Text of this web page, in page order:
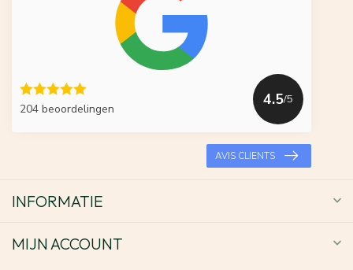
204 beoordelingen
4.5/5
AVIS CLIENTS
INFORMATIE
MIJN ACCOUNT